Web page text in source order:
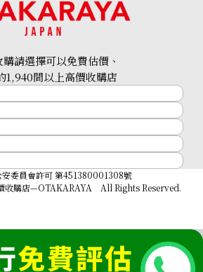
請選擇可以免費估價、
1,940間以上高價收購店
安委員會許可 第451380001308號
購店—OTAKARAYA All Rights Reserved.